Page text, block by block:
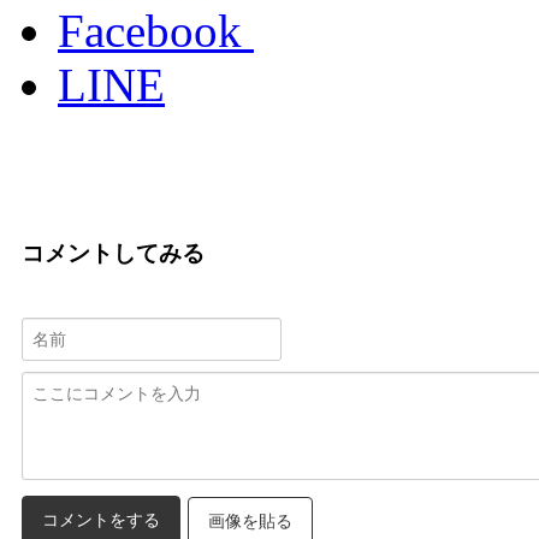
Facebook
LINE
コメントしてみる
画像を貼る